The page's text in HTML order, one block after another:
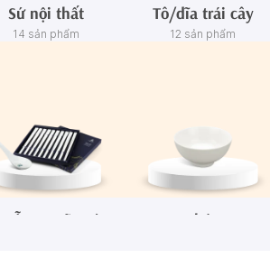
Sứ nội thất
14 sản phẩm
Tô/dĩa trái cây
12 sản phẩm
Muỗng - Đũa sứ Chén